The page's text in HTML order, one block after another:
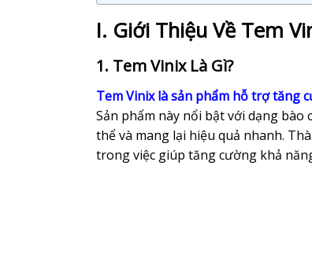
I. Giới Thiệu Về Tem
1. Tem Vinix Là Gì?
Tem Vinix là sản phẩm hỗ trợ tăng
Sản phẩm này nổi bật với dạng
thể và mang lại hiệu quả nhanh.
trong việc giúp tăng cường khả